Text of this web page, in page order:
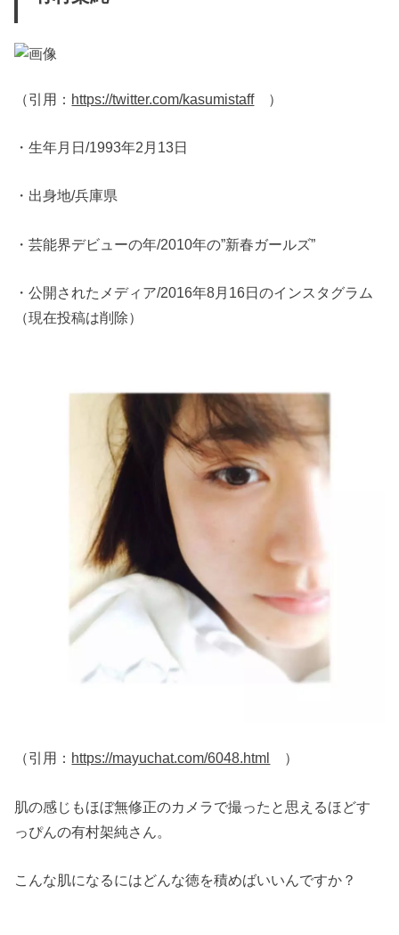
（引用： https://twitter.com/kasumistaff）
・生年月日/1993年2月13日
・出身地/兵庫県
・芸能界デビューの年/2010年の”新春ガールズ”
・公開されたメディア/2016年8月16日のインスタグラム
（現在投稿は削除）
（引用： https://mayuchat.com/6048.html ）
肌の感じもほぼ無修正のカメラで撮ったと思えるほどす
っぴんの有村架純さん。
こんな肌になるにはどんな徳を積めばいいんですか？